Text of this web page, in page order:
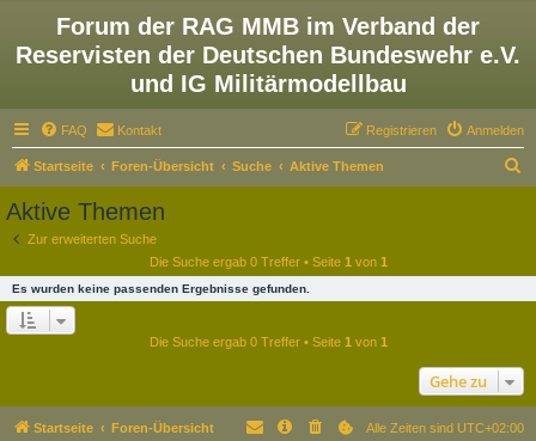
Forum der RAG MMB im Verband der
Reservisten der Deutschen Bundeswehr e.V.
und IG Militärmodellbau
FAQ Kontakt Anmelden
Registrieren
Startseite Foren-Übersicht Suche Aktive Themen
e
Aktive Themen
Zur erweiterten Suche
Die Suche ergab 0 Treffer • Seite 1 von 1
Es wurden keine passenden Ergebnisse gefunden.
Die Suche ergab 0 Treffer • Seite 1 von 1
Gehe zu
Startseite Foren-Übersicht Alle Zeiten sind UTC+02:00